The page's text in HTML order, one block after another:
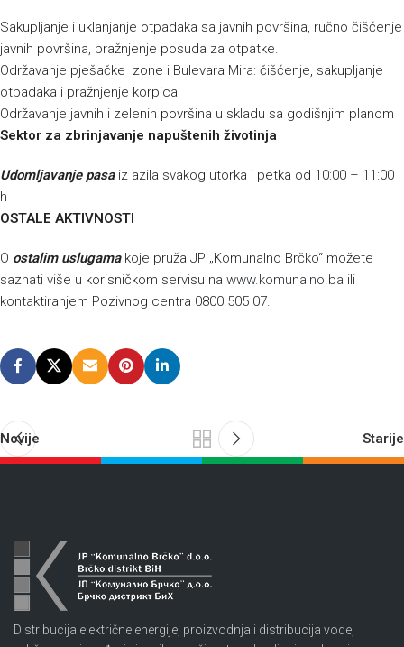
Sakupljanje i uklanjanje otpadaka sa javnih površina, ručno čišćenje
javnih površina, pražnjenje posuda za otpatke.
Održavanje pješačke zone i Bulevara Mira: čišćenje, sakupljanje
otpadaka i pražnjenje korpica
Održavanje javnih i zelenih površina u skladu sa godišnjim planom
Sektor za zbrinjavanje napuštenih životinja
Udomljavanje pasaiz azila svakog utorka i petka od 10:00 – 11:00
h
OSTALE AKTIVNOSTI
O ostalim uslugamakoje pruža JP „Komunalno Brčko“ možete
saznati više u korisničkom servisu na www.komunalno.ba ili
kontaktiranjem Pozivnog centra 0800 505 07.
Novije Starije
Distribucija električne energije, proizvodnja i distribucija vode,